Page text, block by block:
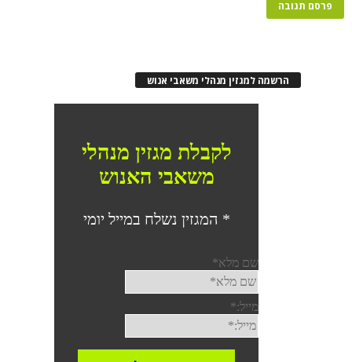
הרשמה למגזין מנהלי משאבי אנוש